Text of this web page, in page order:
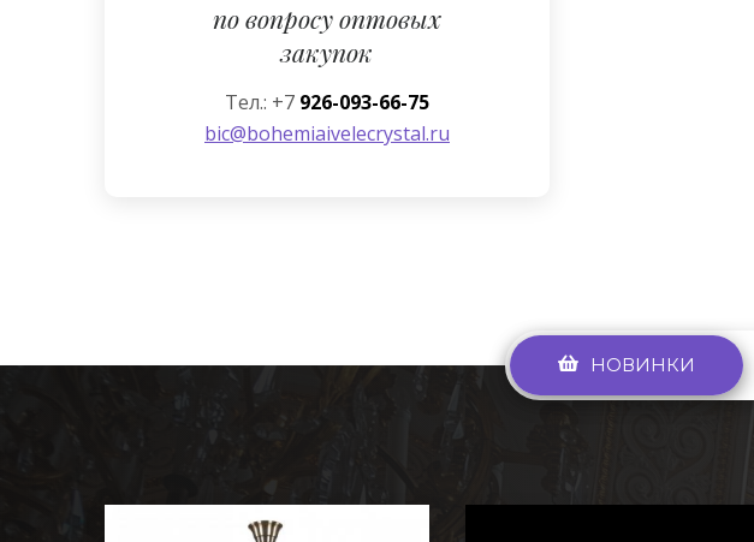
по вопросу оптовых
закупок
Тел.: +7 926-093-66-75
bic@bohemiaivelecrystal.ru
НОВИНКИ